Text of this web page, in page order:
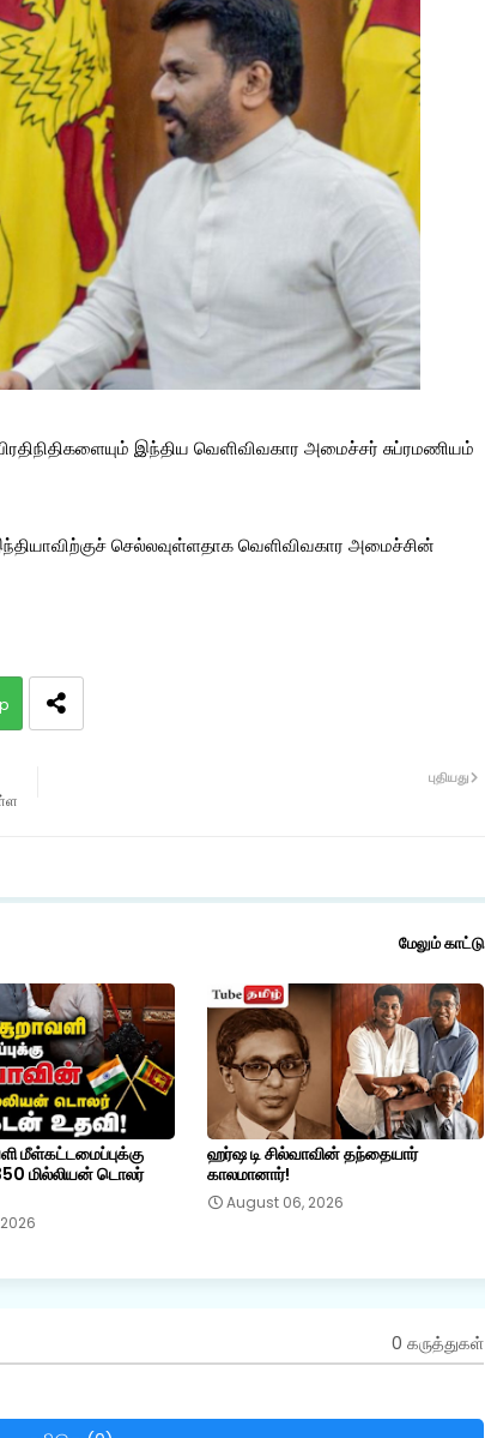
இந்திய வெளிவிவகார அமைச்சர் சுப்ரமணியம்
செல்லவுள்ளதாக வெளிவிவகார அமைச்சின்
புதியது
மேலும் காட்டு
மீள்கட்டமைப்புக்கு
மில்லியன் டொலர்
ஹர்ஷ டி சில்வாவின் தந்தையார்
காலமானார்!
August 06, 2026
0 கருத்துகள்